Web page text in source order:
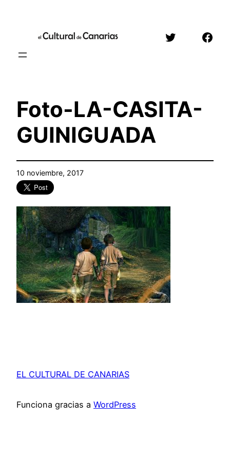
contenido
Twitter
Foto-LA-CASITA-
GUINIGUADA
10 noviembre, 2017
EL CULTURAL DE CANARIAS
Funciona gracias a WordPress